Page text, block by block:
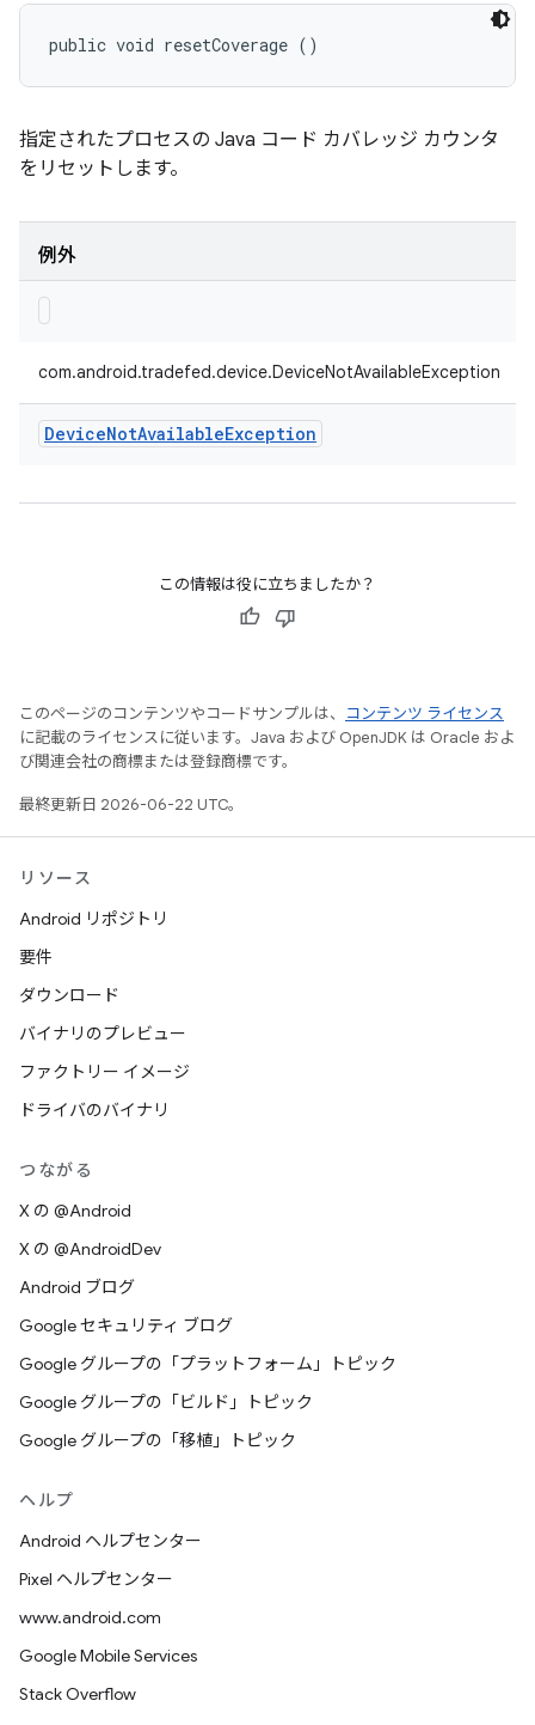
public void resetCoverage ()
指定されたプロセスの Java コード カバレッジ カウンタ
をリセットします。
例外
com.android.tradefed.device.DeviceNotAvailableException
DeviceNotAvailableException
この情報は役に立ちましたか？
このページのコンテンツやコードサンプルは、
コンテンツ ライセンス
に記載のライセンスに従います。Java および OpenJDK は Oracle およ
び関連会社の商標または登録商標です。
最終更新日 2026-06-22 UTC。
リソース
Android リポジトリ
要件
ダウンロード
バイナリのプレビュー
ファクトリー イメージ
ドライバのバイナリ
つながる
X の @Android
X の @AndroidDev
Android ブログ
Google セキュリティ ブログ
Google グループの「プラットフォーム」トピック
Google グループの「ビルド」トピック
Google グループの「移植」トピック
ヘルプ
Android ヘルプセンター
Pixel ヘルプセンター
www.android.com
Google Mobile Services
Stack Overflow